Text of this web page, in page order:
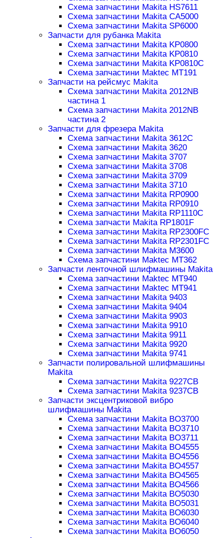
Схема запчастини Makita HS7611
Схема запчастини Makita CA5000
Схема запчастини Makita SP6000
Запчасти для рубанка Makita
Схема запчастини Makita KP0800
Схема запчастини Makita KP0810
Схема запчастини Makita KP0810C
Схема запчастини Maktec MT191
Запчасти на рейсмус Makita
Схема запчастини Makita 2012NB
частина 1
Схема запчастини Makita 2012NB
частина 2
Запчасти для фрезера Makita
Схема запчастини Makita 3612C
Схема запчастини Makita 3620
Схема запчастини Makita 3707
Схема запчастини Makita 3708
Схема запчастини Makita 3709
Схема запчастини Makita 3710
Схема запчастини Makita RP0900
Схема запчастини Makita RP0910
Схема запчастини Makita RP1110C
Схема запчасти Makita RP1801F
Схема запчастини Makita RP2300FC
Схема запчастини Makita RP2301FC
Схема запчастини Makita M3600
Схема запчастини Maktec MT362
Запчасти ленточной шлифмашины Makita
Схема запчастини Maktec MT940
Схема запчастини Maktec MT941
Схема запчастини Makita 9403
Схема запчастини Makita 9404
Схема запчастини Makita 9903
Схема запчастини Makita 9910
Схема запчастини Makita 9911
Схема запчастини Makita 9920
Схема запчастини Makita 9741
Запчасти полировальной шлифмашины
Makita
Схема запчастини Makita 9227CB
Схема запчастини Makita 9237CB
Запчасти эксцентриковой вибро
шлифмашины Makita
Схема запчастини Makita BO3700
Схема запчастини Makita BO3710
Схема запчастини Makita BO3711
Схема запчастини Makita BO4555
Схема запчастини Makita BO4556
Схема запчастини Makita BO4557
Схема запчастини Makita BO4565
Схема запчастини Makita BO4566
Схема запчастини Makita BO5030
Схема запчастини Makita BO5031
Схема запчастини Makita BO6030
Схема запчастини Makita BO6040
Схема запчастини Makita BO6050